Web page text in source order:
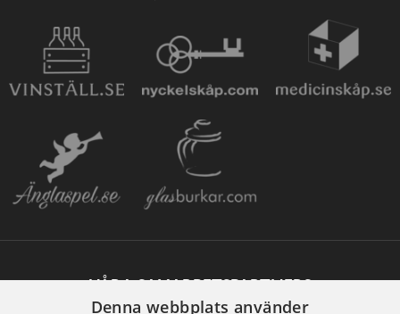
VÅRA SAMARBETSPARTNERS
Denna webbplats använder